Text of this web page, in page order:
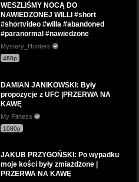
WESZLIŚMY NOCĄ DO
NAWIEDZONEJ WILLI #short
#shortvideo #willa #abandoned
#paranormal #nawiedzone
Mystery_Hunters
480p
DAMIAN JANIKOWSKI: Były
propozycje z UFC |PRZERWA NA
KAWĘ
My Fitness
1080p
JAKUB PRZYGOŃSKI: Po wypadku
moje kości były zmiażdżone |
PRZERWA NA KAWĘ